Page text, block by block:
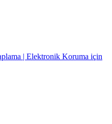
| Elektronik Koruma için